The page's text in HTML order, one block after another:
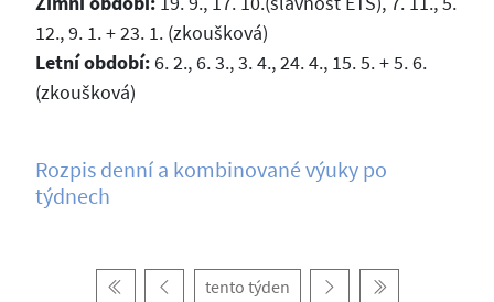
12., 9. 1. + 23. 1. (zkoušková)
Letní období:6. 2., 6. 3., 3. 4., 24. 4., 15. 5. + 5. 6.
(zkoušková)
Rozpis denní a kombinované výuky po
týdnech
tento týden